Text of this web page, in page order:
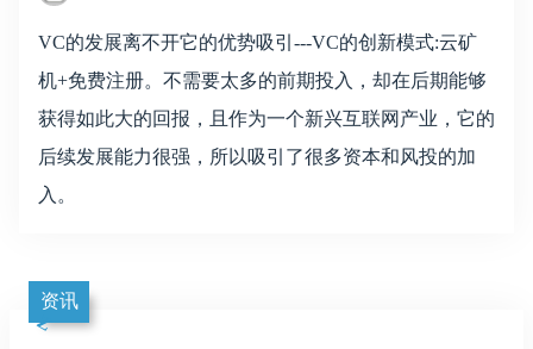
VC的发展离不开它的优势吸引---VC的创新模式:云矿
机+免费注册。不需要太多的前期投入，却在后期能够
获得如此大的回报，且作为一个新兴互联网产业，它的
后续发展能力很强，所以吸引了很多资本和风投的加
入。
资讯